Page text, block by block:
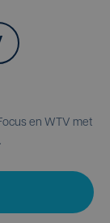
en WTV met